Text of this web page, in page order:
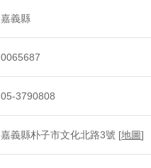
嘉義縣
0065687
05-3790808
嘉義縣朴子市文化北路3號 [地圖]